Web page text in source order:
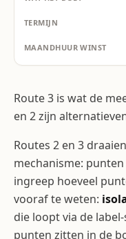
Route 3 is wat de
en 2 zijn
Routes 2 en 3
mechanisme:
ingreep hoeveel
vooraf te weten:
die loopt via de
punten zitten in de